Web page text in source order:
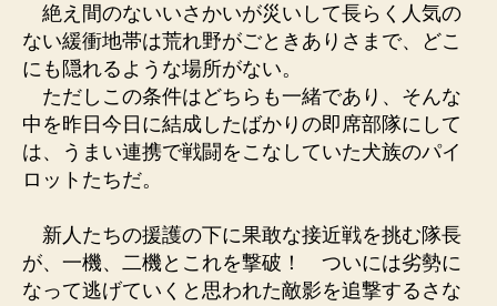
絶え間のないいさかいが災いして長らく人気の
ない緩衝地帯は荒れ野がごときありさまで、どこ
にも隠れるような場所がない。
ただしこの条件はどちらも一緒であり、そんな
中を昨日今日に結成したばかりの即席部隊にして
は、うまい連携で戦闘をこなしていた犬族のパイ
ロットたちだ。
新人たちの援護の下に果敢な接近戦を挑む隊長
が、一機、二機とこれを撃破！ ついには劣勢に
なって逃げていくと思われた敵影を追撃するさな